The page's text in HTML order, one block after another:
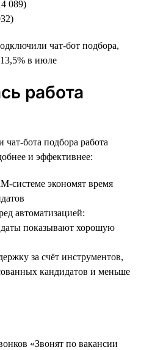
089)
чат-бот подбора,
в июле
работа
бота подбора работа
и эффективнее:
системе экономят время
автоматизацией:
показывают хорошую
за счёт инструментов,
кандидатов и меньше
«Звонят по вакансии